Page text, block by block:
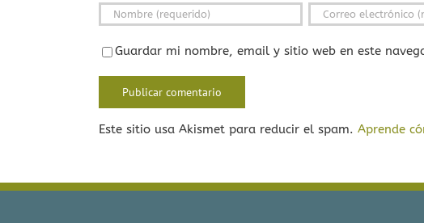
Guardar mi nombre, email y sitio web en este
Este sitio usa Akismet para reducir el spam. Aprende